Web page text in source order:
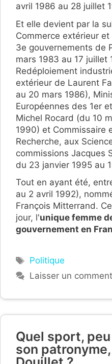
avril 1986 au 28 juillet
Et elle devient par la
Commerce extérieur
3e gouvernements de
mars 1983 au 17 juillet
Redéploiement
extérieur de Laurent
au 20 mars 1986),
Européennes des 1er
Michel Rocard (du 10
1990) et Commissaire
Recherche, aux
commissions Jacques
du 23 janvier 1995 au
Tout en ayant été,
au 2 avril 1992),
François Mitterrand.
jour, l'unique femme
gouvernement en
Étiquettes
Politique
Laisser un
Quel sport,
son